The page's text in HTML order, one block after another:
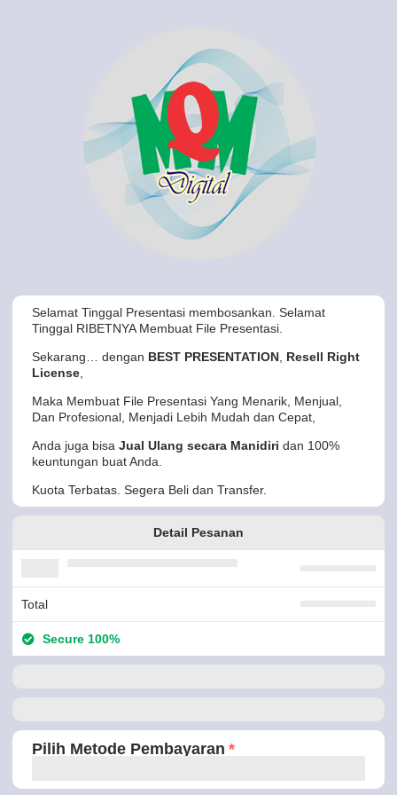
Selamat Tinggal Presentasi membosankan. Selamat
Tinggal RIBETNYA Membuat File Presentasi.
Sekarang… dengan BEST PRESENTATION Resell Right
License
Maka Membuat File Presentasi Yang Menarik, Menjual,
Dan Profesional, Menjadi Lebih Mudah dan Cepat,
Anda juga bisa Jual Ulang secara Manidiri dan 100%
keuntungan buat Anda.
Kuota Terbatas. Segera Beli dan Transfer.
Detail Pesanan
Total
Secure 100%
Pilih Metode Pembayaran